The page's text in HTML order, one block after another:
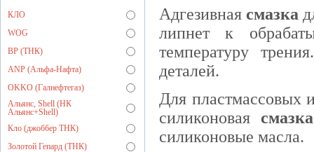
КЛО
WOG
BP (ТНК)
ANP (Альфа-Нафта)
OKKO (Галнефтегаз)
Альянс, Shell (НК
Альянс+Shell)
Кло (джоббер ТНК)
Золотой Гепард (ТНК)
Адгезивнаясмазка
липнет к
температуру
деталей.
Для пластмассовых
силиконовая
силиконовые масла.